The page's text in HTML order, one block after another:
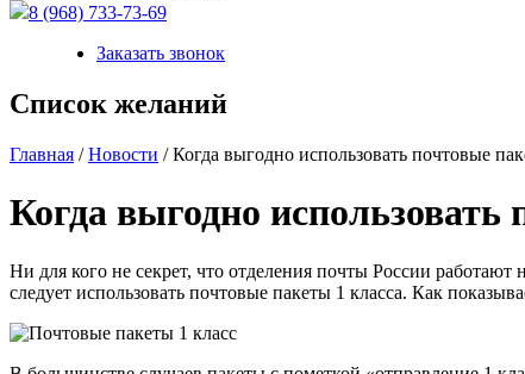
8 (968) 733-73-69
Заказать звонок
Список желаний
Главная /Новости / Когда выгодно использовать почтовые
Когда выгодно использовать
Ни для кого не секрет, что отделения почты России
следует использовать почтовые пакеты 1 класса. Как